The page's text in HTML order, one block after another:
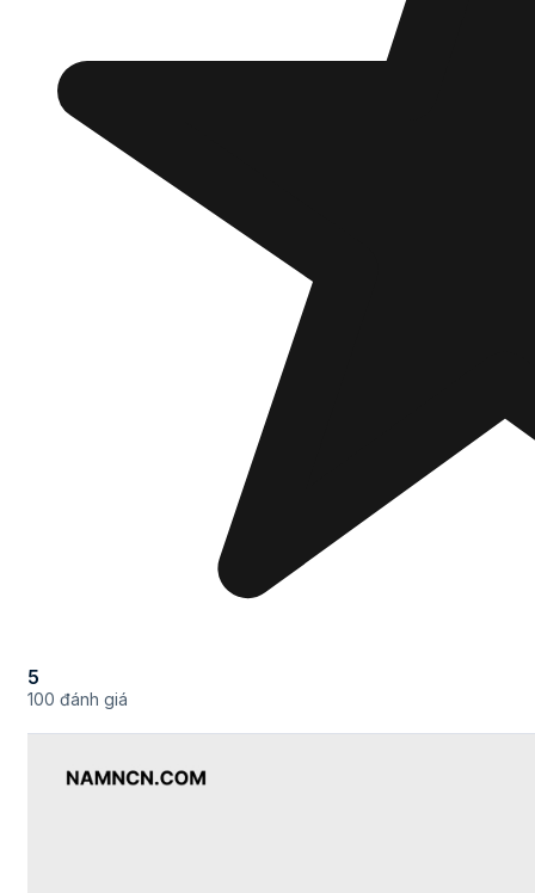
5
100 đánh giá